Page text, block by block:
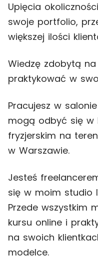
Upięcia
swoje portfolio,
większej ilości
Wiedzę zdobytą
praktykować w
Pracujesz w
mogą odbyć się w
fryzjerskim na
w Warszawie.
Jesteś
się w moim studio
Przede wszystkim
kursu online i
na swoich
modelce.